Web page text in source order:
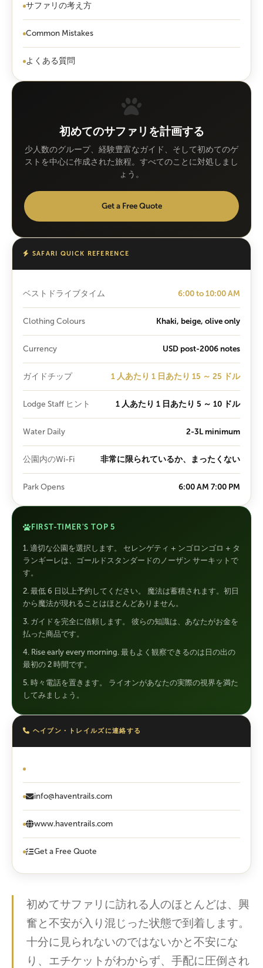
初めてサファリに訪れる人のほとんどは、興
奮と不安が入り混じった状態で到着します。
十分に見られないのではないかと不安にな
り、エチケットがわからず、手配に圧倒され
サファリの考え方
Common Mistakes
よくある質問
初めてのサファリを計画する
少人数のグループ、経験豊富なガイド、そして初めてのゲ
ストを中心に作成された旅程。すべてのことに対処しまし
ょう。
Get a Free Quote
SAFARI QUICK REFERENCE
ベストドライブタイム 6:00 to 10:00 AM
Clothing Colours Khaki, beige, olive only
Currency USD post-2006 notes
ガイドチップ 1 人あたり 1 日あたり 15 ～ 25 ドル
Lodge Staff ヒント 1 人あたり 1 日あたり 5 ～ 10 ドル
Water Daily 2-3L minimum
公園内のWi-Fi 非常に限られているか、まったくない
Park Opens 6:00 AM 7:00 PM
FIRST-TIMER'S TOP 5
1. 適切な公園を選択します。 セレンゲティ + ンゴロンゴロ + タ
ランギーレは、ゴールドスタンダードのノーザン サーキットで
す。
2. 最低 6 日以上予約してください。 魔法は蓄積されます。初日
から魔法が現れることはほとんどありません。
3. ガイドを完全に信頼します。 彼らの知識は、あなたがお金を
払った商品です。
4. Rise early every morning. 最もよく観察できるのは日の出の
最初の 2 時間です。
5. 時々電話を置きます。 ライオンがあなたの実際の視界を満た
してみましょう。
ヘイブン・トレイルズに連絡する
info@haventrails.com
www.haventrails.com
Get a Free Quote